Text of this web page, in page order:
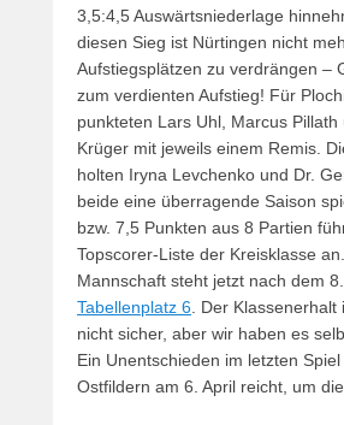
3,5:4,5 Auswärtsniederlage
diesen Sieg ist Nürtingen nicht
Aufstiegsplätzen zu verdrängen –
zum verdienten Aufstieg! Für
punkteten Lars Uhl, Marcus Pillath
Krüger mit jeweils einem Remis.
holten Iryna Levchenko und Dr.
beide eine überragende Saison
bzw. 7,5 Punkten aus 8 Partien
Topscorer-Liste der Kreisklasse
Mannschaft steht jetzt nach dem
Tabellenplatz 6 . Der
nicht sicher, aber wir haben es
Ein Unentschieden im letzten
Ostfildern am 6. April reicht, um